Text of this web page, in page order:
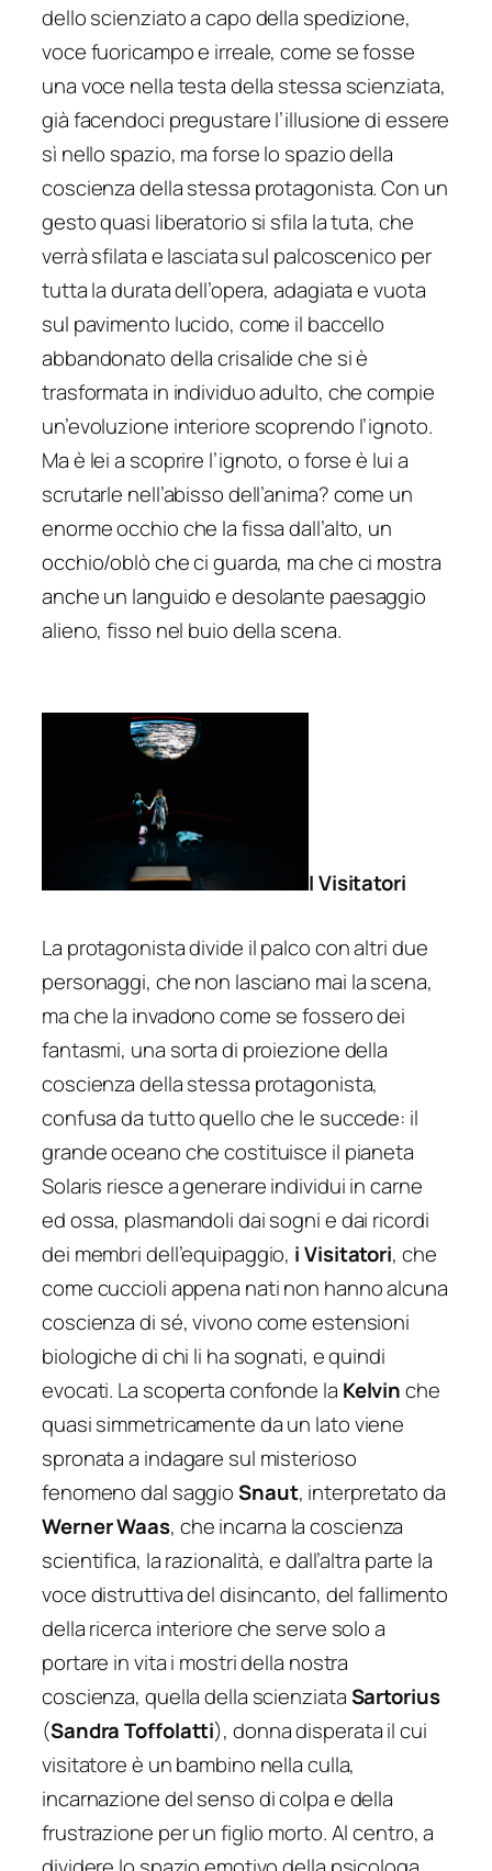
dello scienziato a capo della spedizione,
voce fuoricampo e irreale, come se fosse
una voce nella testa della stessa scienziata,
già facendoci pregustare l’illusione di essere
sì nello spazio, ma forse lo spazio della
coscienza della stessa protagonista. Con un
gesto quasi liberatorio si sfila la tuta, che
verrà sfilata e lasciata sul palcoscenico per
tutta la durata dell’opera, adagiata e vuota
sul pavimento lucido, come il baccello
abbandonato della crisalide che si è
trasformata in individuo adulto, che compie
un’evoluzione interiore scoprendo l’ignoto.
Ma è lei a scoprire l’ignoto, o forse è lui a
scrutarle nell’abisso dell’anima? come un
enorme occhio che la fissa dall’alto, un
occhio/oblò che ci guarda, ma che ci mostra
anche un languido e desolante paesaggio
alieno, fisso nel buio della scena.
I Visitatori
La protagonista divide il palco con altri due
personaggi, che non lasciano mai la scena,
ma che la invadono come se fossero dei
fantasmi, una sorta di proiezione della
coscienza della stessa protagonista,
confusa da tutto quello che le succede: il
grande oceano che costituisce il pianeta
Solaris riesce a generare individui in carne
ed ossa, plasmandoli dai sogni e dai ricordi
dei membri dell’equipaggio, i Visitatori, che
come cuccioli appena nati non hanno alcuna
coscienza di sé, vivono come estensioni
biologiche di chi li ha sognati, e quindi
evocati. La scoperta confonde la Kelvinche
quasi simmetricamente da un lato viene
spronata a indagare sul misterioso
fenomeno dal saggioSnaut, interpretato da
Werner Waas, che incarna la coscienza
scientifica, la razionalità, e dall’altra parte la
voce distruttiva del disincanto, del fallimento
della ricerca interiore che serve solo a
portare in vita i mostri della nostra
coscienza, quella della scienziataSartorius
(Sandra Toffolatti), donna disperata il cui
visitatore è un bambino nella culla,
incarnazione del senso di colpa e della
frustrazione per un figlio morto. Al centro, a